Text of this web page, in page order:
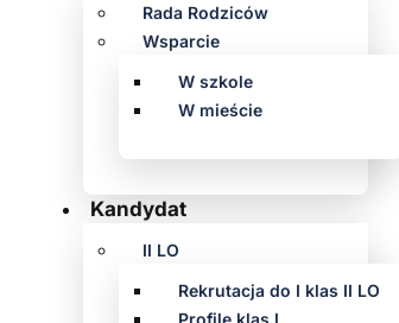
Rada Rodziców
Wsparcie
W szkole
W mieście
Kandydat
II LO
Rekrutacja do I klas II LO
Profile klas I